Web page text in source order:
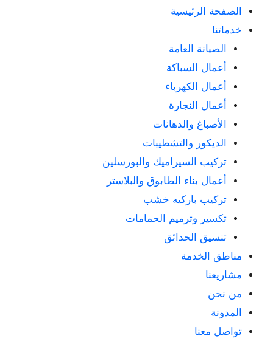
الصفحة الرئيسية
خدماتنا
الصيانة العامة
أعمال السباكة
أعمال الكهرباء
أعمال النجارة
الأصباغ والدهانات
الديكور والتشطيبات
تركيب السيراميك والبورسلين
أعمال بناء الطابوق والبلاستر
تركيب باركيه خشب
تكسير وترميم الحمامات
تنسيق الحدائق
مناطق الخدمة
مشاريعنا
من نحن
المدونة
تواصل معنا